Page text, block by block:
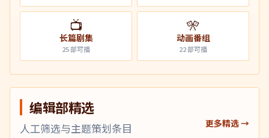
📺
长篇剧集
25部可播
🎌
动画番组
22部可播
编辑部精选
人工筛选与主题策划条目 更多精选 →